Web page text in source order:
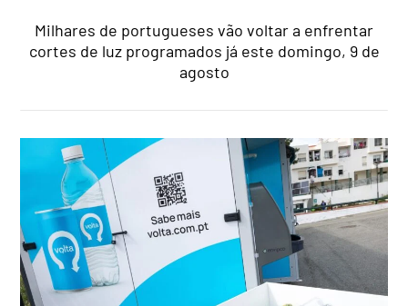
Milhares de portugueses vão voltar a enfrentar
cortes de luz programados já este domingo, 9 de
agosto